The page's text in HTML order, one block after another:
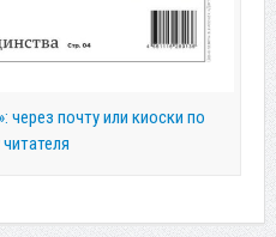
почту или киоски по